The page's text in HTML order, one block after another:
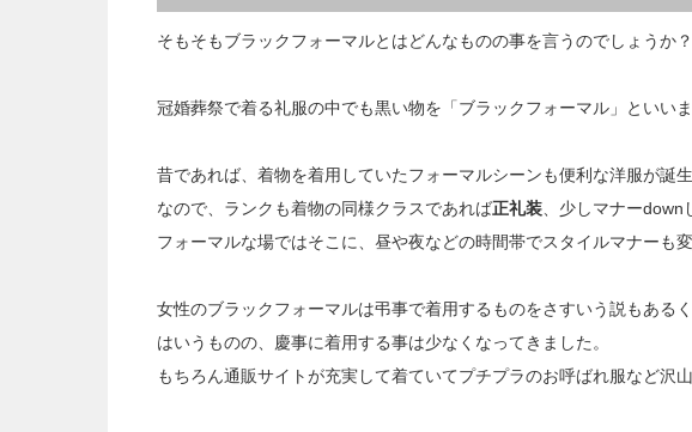
そもそもブラックフォーマルとはどんなものの事を言うのでしょうか？
冠婚葬祭で着る礼服の中でも黒い物を「ブラックフォーマル」といいま
昔であれば、着物を着用していたフォーマルシーンも便利な洋服が誕生
なので、ランクも着物の同様クラスであれば正礼装、少しマナーdown
フォーマルな場ではそこに、昼や夜などの時間帯でスタイルマナーも変
女性のブラックフォーマルは弔事で着用するものをさすいう説もある
はいうものの、慶事に着用する事は少なくなってきました。
もちろん通販サイトが充実して着ていてプチプラのお呼ばれ服など沢